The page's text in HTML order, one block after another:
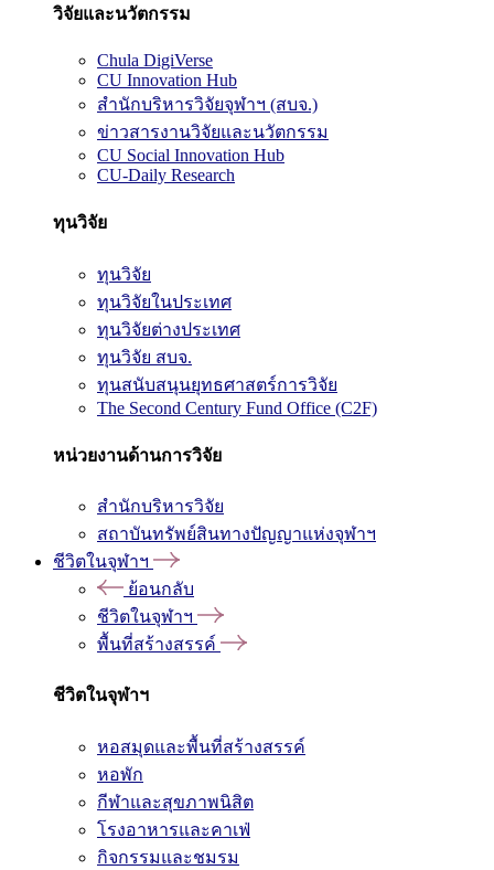
วิจัยและนวัตกรรม
Chula DigiVerse
CU Innovation Hub
สำนักบริหารวิจัยจุฬาฯ (สบจ.)
ข่าวสารงานวิจัยและนวัตกรรม
CU Social Innovation Hub
CU-Daily Research
ทุนวิจัย
ทุนวิจัย
ทุนวิจัยในประเทศ
ทุนวิจัยต่างประเทศ
ทุนวิจัย สบจ.
ทุนสนับสนุนยุทธศาสตร์การวิจัย
The Second Century Fund Office (C2F)
หน่วยงานด้านการวิจัย
สำนักบริหารวิจัย
สถาบันทรัพย์สินทางปัญญาแห่งจุฬาฯ
ชีวิตในจุฬาฯ
ย้อนกลับ
ชีวิตในจุฬาฯ
พื้นที่สร้างสรรค์
ชีวิตในจุฬาฯ
หอสมุดและพื้นที่สร้างสรรค์
หอพัก
กีฬาและสุขภาพนิสิต
โรงอาหารและคาเฟ่
กิจกรรมและชมรม